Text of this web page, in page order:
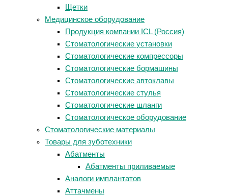
Щетки
Медицинское оборудование
Продукция компании ICL (Россия)
Стоматологические установки
Стоматологические компрессоры
Стоматологические бормашины
Стоматологические автоклавы
Стоматологические стулья
Стоматологические шланги
Стоматологическое оборудование
Стоматологические материалы
Товары для зуботехники
Абатменты
Абатменты приливаемые
Аналоги имплантатов
Аттачмены